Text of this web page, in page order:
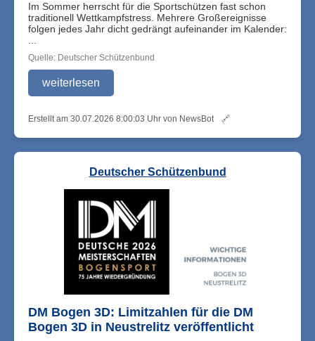
Im Sommer herrscht für die Sportschützen fast schon
traditionell Wettkampfstress. Mehrere Großereignisse
folgen jedes Jahr dicht gedrängt aufeinander im Kalender:
Quelle: Deutscher Schützenbund
weiterlesen
Erstellt am 30.07.2026 8:00:03 Uhr von NewsBot 🔗
Deutscher Schützenbund
DM Bogen 3D: Limitzahlen für die DM
Bogen 3D in Neustrelitz veröffentlicht